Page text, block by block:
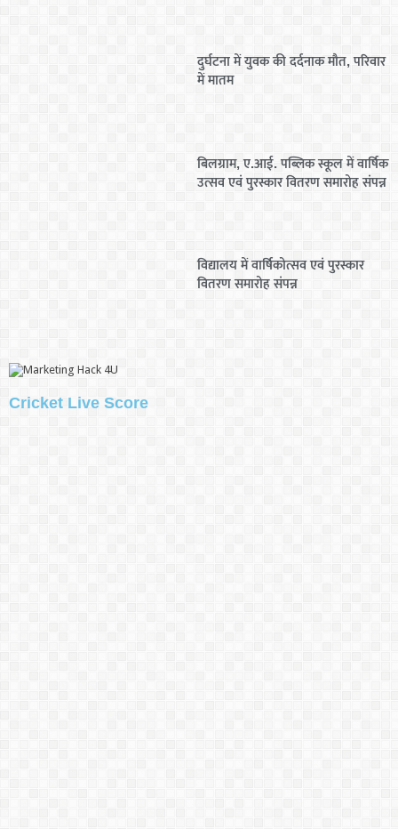
दुर्घटना में युवक की दर्दनाक मौत, परिवार
में मातम
बिलग्राम, ए.आई. पब्लिक स्कूल में वार्षिक
उत्सव एवं पुरस्कार वितरण समारोह संपन्न
विद्यालय में वार्षिकोत्सव एवं पुरस्कार
वितरण समारोह संपन्न
Cricket Live Score